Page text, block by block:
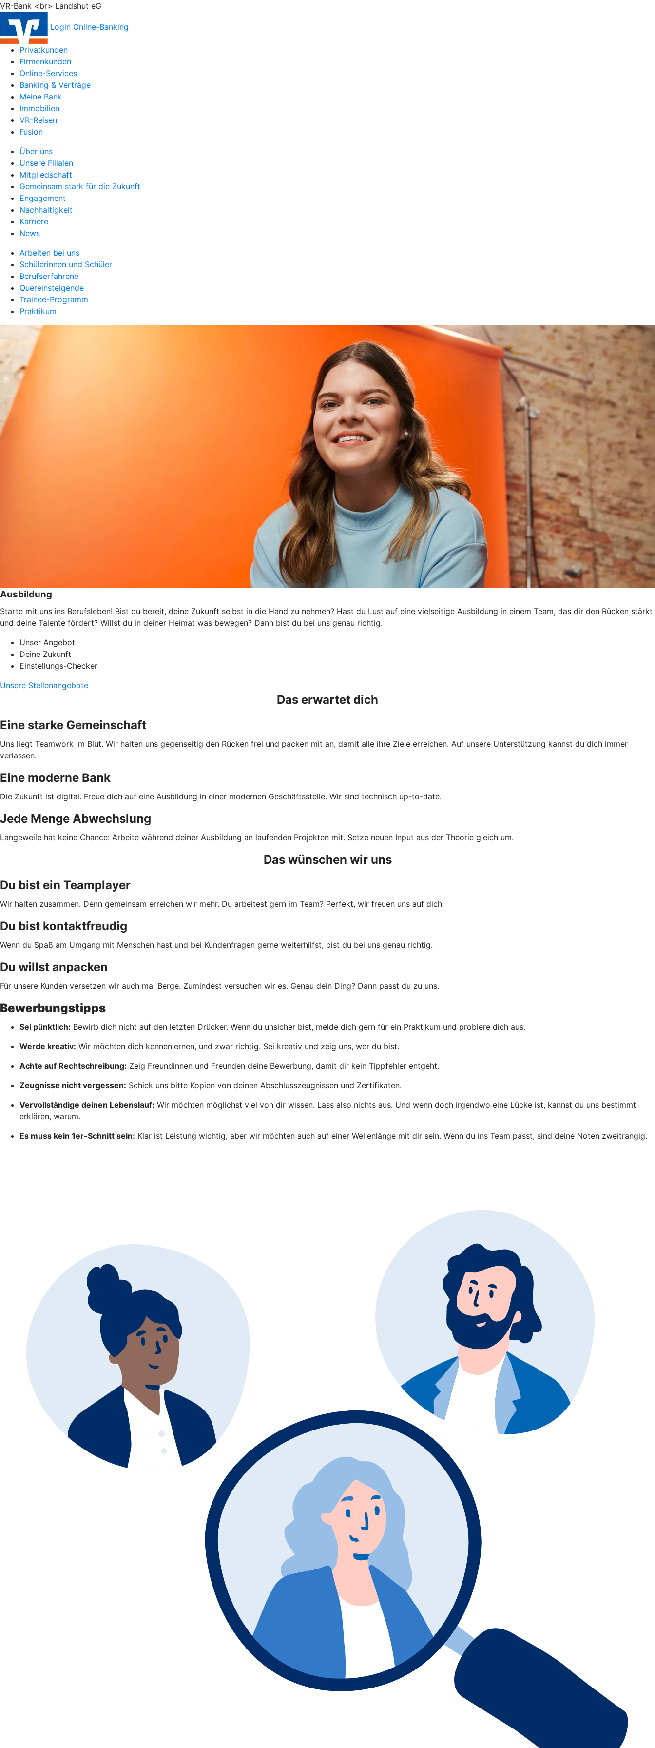
VR-Bank <br> Landshut eG
Login Online-Banking
Privatkunden
Firmenkunden
Online-Services
Banking & Verträge
Meine Bank
Immobilien
VR-Reisen
Fusion
Über uns
Unsere Filialen
Mitgliedschaft
Gemeinsam stark für die Zukunft
Engagement
Nachhaltigkeit
Karriere
News
Arbeiten bei uns
Schülerinnen und Schüler
Berufserfahrene
Quereinsteigende
Trainee-Programm
Praktikum
Ausbildung
Starte mit uns ins Berufsleben! Bist du bereit, deine Zukunft selbst in die Hand zu nehmen? Hast du Lust auf eine vielseitige Ausbildung in einem Team, das dir den Rücken stärkt
und deine Talente fördert? Willst du in deiner Heimat was bewegen? Dann bist du bei uns genau richtig.
Unser Angebot
Deine Zukunft
Einstellungs-Checker
Unsere Stellenangebote
Das erwartet dich
Eine starke Gemeinschaft
Uns liegt Teamwork im Blut. Wir halten uns gegenseitig den Rücken frei und packen mit an, damit alle ihre Ziele erreichen. Auf unsere Unterstützung kannst du dich immer
verlassen.
Eine moderne Bank
Die Zukunft ist digital. Freue dich auf eine Ausbildung in einer modernen Geschäftsstelle. Wir sind technisch up-to-date.
Jede Menge Abwechslung
Langeweile hat keine Chance: Arbeite während deiner Ausbildung an laufenden Projekten mit. Setze neuen Input aus der Theorie gleich um.
Das wünschen wir uns
Du bist ein Teamplayer
Wir halten zusammen. Denn gemeinsam erreichen wir mehr. Du arbeitest gern im Team? Perfekt, wir freuen uns auf dich!
Du bist kontaktfreudig
Wenn du Spaß am Umgang mit Menschen hast und bei Kundenfragen gerne weiterhilfst, bist du bei uns genau richtig.
Du willst anpacken
Für unsere Kunden versetzen wir auch mal Berge. Zumindest versuchen wir es. Genau dein Ding? Dann passt du zu uns.
Bewerbungstipps
Sei pünktlich: Bewirb dich nicht auf den letzten Drücker. Wenn du unsicher bist, melde dich gern für ein Praktikum und probiere dich aus.
Werde kreativ: Wir möchten dich kennenlernen, und zwar richtig. Sei kreativ und zeig uns, wer du bist.
Achte auf Rechtschreibung: Zeig Freundinnen und Freunden deine Bewerbung, damit dir kein Tippfehler entgeht.
Zeugnisse nicht vergessen: Schick uns bitte Kopien von deinen Abschlusszeugnissen und Zertifikaten.
Vervollständige deinen Lebenslauf: Wir möchten möglichst viel von dir wissen. Lass also nichts aus. Und wenn doch irgendwo eine Lücke ist, kannst du uns bestimmt
erklären, warum.
Es muss kein 1er-Schnitt sein: Klar ist Leistung wichtig, aber wir möchten auch auf einer Wellenlänge mit dir sein. Wenn du ins Team passt, sind deine Noten zweitrangig.